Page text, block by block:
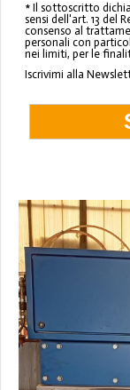
* Il sottoscritto
sensi dell'art. 13 del
consenso al
personali con
nei limiti, per le
Iscrivimi alla